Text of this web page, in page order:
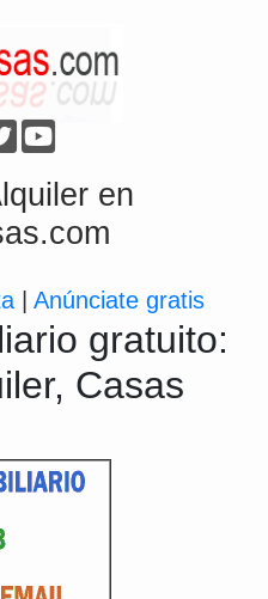
en
Anúnciate gratis
gratuito:
Casas